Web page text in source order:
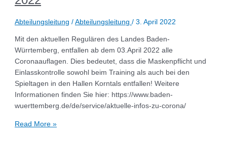
Abteilungsleitung /Abteilungsleitung/3. April 2022
Mit den aktuellen Regulären des Landes Baden-
Würrtemberg, entfallen ab dem 03.April 2022 alle
Coronaauflagen. Dies bedeutet, dass die Maskenpflicht und
Einlasskontrolle sowohl beim Training als auch bei den
Spieltagen in den Hallen Korntals entfallen! Weitere
Informationen finden Sie hier: https://www.baden-
wuerttemberg.de/de/service/aktuelle-infos-zu-corona/
Read More »